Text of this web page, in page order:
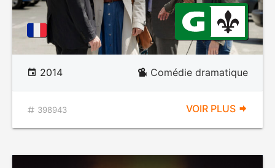
2014 Comédie dramatique
398943 VOIR PLUS